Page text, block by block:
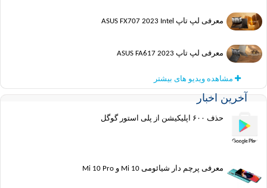
معرفی لپ تاپ ASUS FX707 2023 Intel
معرفی لپ تاپ ASUS FA617 2023
مشاهده ویدیو های بیشتر
آخرین اخبار
حذف ۶۰۰ اپلیکیشن از پلی استور گوگل
معرفی پرچم دار شیائومی Mi 10 و Mi 10 Pro